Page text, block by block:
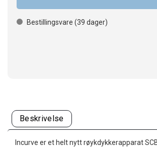
Bestillingsvare (39 dager)
Beskrivelse
Incurve er et helt nytt røykdykkerapparat